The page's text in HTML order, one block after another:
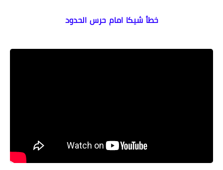
خطأ شيكا امام حرس الحدود